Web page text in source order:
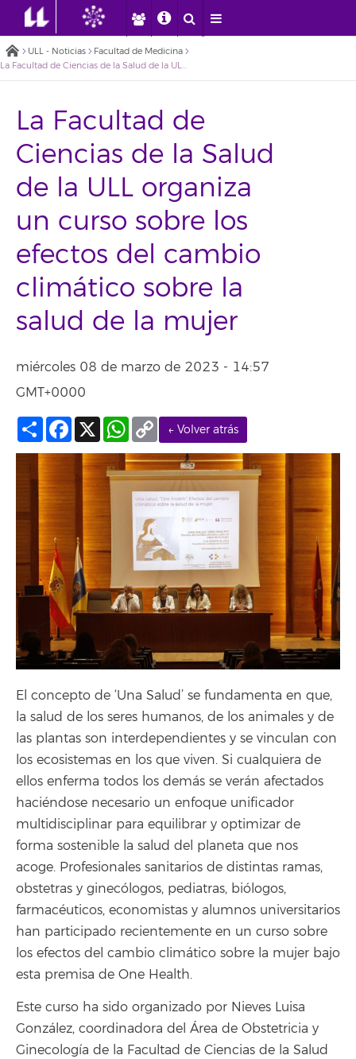
ULL - Noticias
Facultad de Medicina
La Facultad de Ciencias de la Salud de la ULL organiza un curso sobre los efectos del cambio climático sobre la salud de la mujer
La Facultad de
Ciencias de la Salud
de la ULL organiza
un curso sobre los
efectos del cambio
climático sobre la
salud de la mujer
miércoles 08 de marzo de 2023 - 14:57
GMT+0000
← Volver atrás
Compartir
Facebook
X WhatsApp
Copy
Link
El concepto de ‘Una Salud’ se fundamenta en que,
la salud de los seres humanos, de los animales y de
las plantas son interdependientes y se vinculan con
los ecosistemas en los que viven. Si cualquiera de
ellos enferma todos los demás se verán afectados
haciéndose necesario un enfoque unificador
multidisciplinar para equilibrar y optimizar de
forma sostenible la salud del planeta que nos
acoge. Profesionales sanitarios de distintas ramas,
obstetras y ginecólogos, pediatras, biólogos,
farmacéuticos, economistas y alumnos universitarios
han participado recientemente en un curso sobre
los efectos del cambio climático sobre la mujer bajo
esta premisa de One Health.
Este curso ha sido organizado por Nieves Luisa
González, coordinadora del Área de Obstetricia y
Ginecología de la Facultad de Ciencias de la Salud